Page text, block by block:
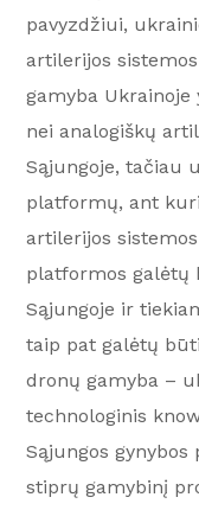
pavyzdžiui,
artilerijos
gamyba
nei analogiškų
Sąjungoje, tačiau
platformų, ant
artilerijos
platformos galėtų
Sąjungoje ir
taip pat galėtų
dronų gamyba –
technologinis
Sąjungos
stiprų gamybinį